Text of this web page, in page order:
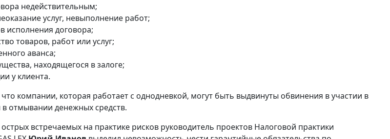
недействительным;
услуг, невыполнение работ;
исполнения договора;
товаров, работ или услуг;
аванса;
находящегося в залоге;
у клиента.
компании, которая работает с однодневкой, могут быть выдвинуты обвинения в участии в
отмывании денежных средств.
встречаемых на практике рисков руководитель проектов Налоговой практики